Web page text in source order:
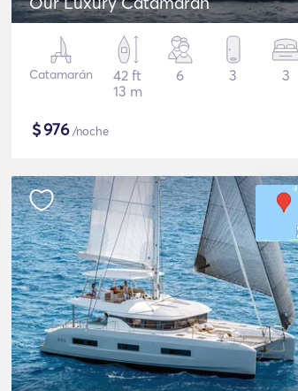
Catamarán
42 ft
13 m
6 3 3
$976/noche